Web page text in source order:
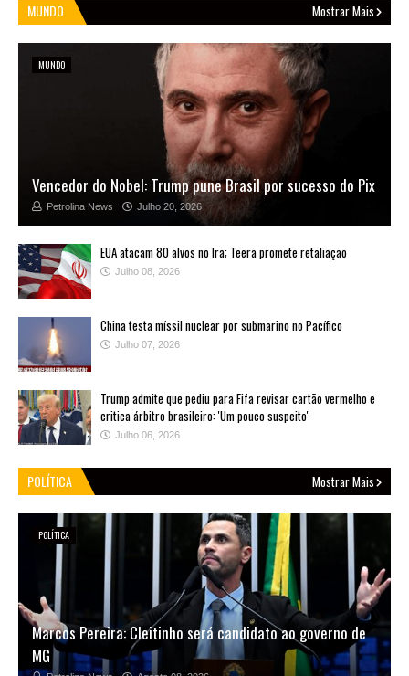
MUNDO Mostrar Mais
MUNDO
Vencedor do Nobel: Trump pune Brasil por sucesso do Pix
Petrolina News Julho 20, 2026
EUA atacam 80 alvos no Irã; Teerã promete retaliação
Julho 08, 2026
China testa míssil nuclear por submarino no Pacífico
Julho 07, 2026
Trump admite que pediu para Fifa revisar cartão vermelho e
critica árbitro brasileiro: 'Um pouco suspeito'
Julho 06, 2026
POLÍTICA Mostrar Mais
POLÍTICA
Marcos Pereira: Cleitinho será candidato ao governo de
MG